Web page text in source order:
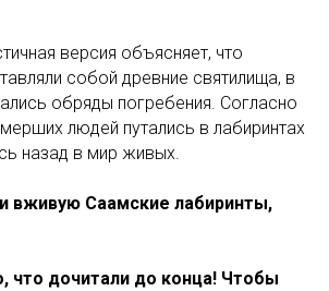
версия объясняет, что
собой древние святилища, в
обряды погребения. Согласно
людей путались в лабиринтах
назад в мир живых.
вживую Саамские лабиринты,
что дочитали до конца! Чтобы